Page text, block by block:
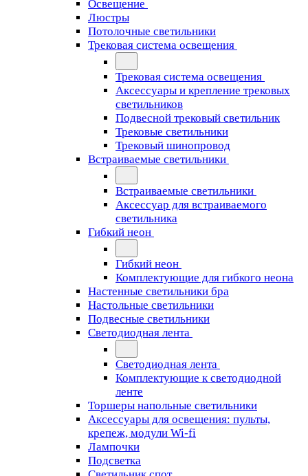
Освещение
Люстры
Потолочные светильники
Трековая система освещения
Трековая система освещения
Аксессуары и крепление трековых
светильников
Подвесной трековый светильник
Трековые светильники
Трековый шинопровод
Встраиваемые светильники
Встраиваемые светильники
Аксессуар для встраиваемого
светильника
Гибкий неон
Гибкий неон
Комплектующие для гибкого неона
Настенные светильники бра
Настольные светильники
Подвесные светильники
Светодиодная лента
Светодиодная лента
Комплектующие к светодиодной
ленте
Торшеры напольные светильники
Аксессуары для освещения: пульты,
крепеж, модули Wi-fi
Лампочки
Подсветка